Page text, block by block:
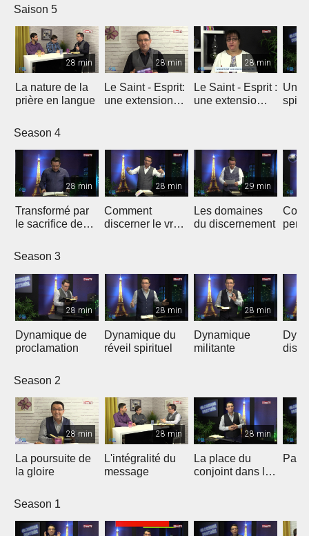
Saison 5
28 min
La nature de la
prière en langue
28 min
Le Saint - Esprit:
une extension
28 min
Le Saint - Esprit :
une extensio
Un
Season 4
28 min
Transformé par
le sacrifice de
28 min
Comment
discerner le vrai
29 min
Les domaines
du discernement
Season 3
28 min
Dynamique de
proclamation
28 min
Dynamique du
réveil spirituel
28 min
Dynamique
militante
Season 2
28 min
La poursuite de
la gloire
28 min
L'intégralité du
message
28 min
La place du
conjoint dans le
Season 1